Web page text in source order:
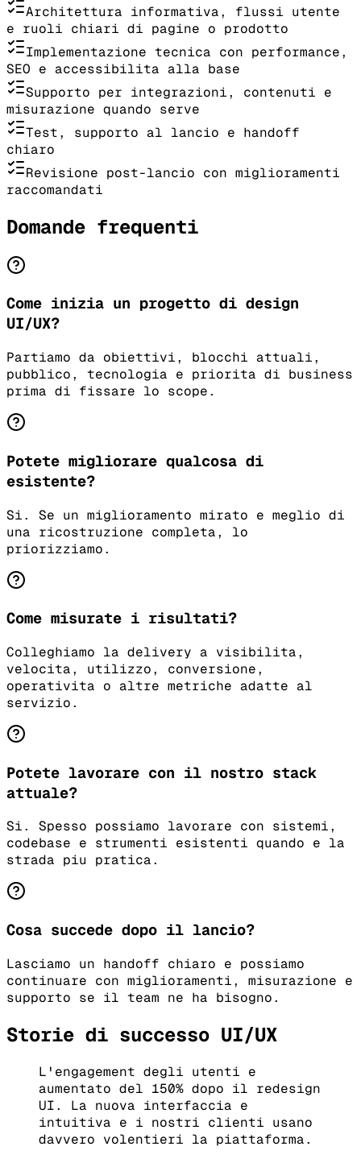
Architettura informativa, flussi utente
e ruoli chiari di pagine o prodotto
Implementazione tecnica con performance,
SEO e accessibilita alla base
Supporto per integrazioni, contenuti e
misurazione quando serve
Test, supporto al lancio e handoff
chiaro
Revisione post-lancio con miglioramenti
raccomandati
Domande frequenti
Come inizia un progetto di design
UI/UX?
Partiamo da obiettivi, blocchi attuali,
pubblico, tecnologia e priorita di business
prima di fissare lo scope.
Potete migliorare qualcosa di
esistente?
Si. Se un miglioramento mirato e meglio di
una ricostruzione completa, lo
priorizziamo.
Come misurate i risultati?
Colleghiamo la delivery a visibilita,
velocita, utilizzo, conversione,
operativita o altre metriche adatte al
servizio.
Potete lavorare con il nostro stack
attuale?
Si. Spesso possiamo lavorare con sistemi,
codebase e strumenti esistenti quando e la
strada piu pratica.
Cosa succede dopo il lancio?
Lasciamo un handoff chiaro e possiamo
continuare con miglioramenti, misurazione e
supporto se il team ne ha bisogno.
Storie di successo UI/UX
L'engagement degli utenti e
aumentato del 150% dopo il redesign
UI. La nuova interfaccia e
intuitiva e i nostri clienti usano
davvero volentieri la piattaforma.